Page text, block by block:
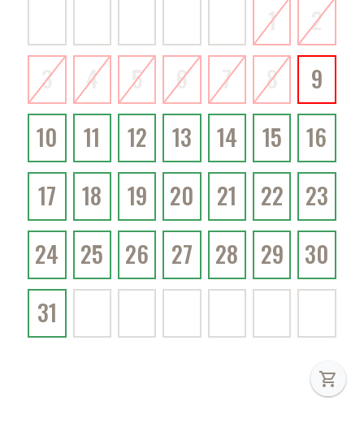
shopping_cart
1
2
3
4 5 6 7 8
9
10
11 12 13 14 15
16
17
18 19 20 21 22
23
24
25 26 27 28 29
30
31